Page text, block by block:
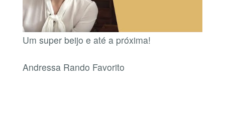
Um super beijo e até a próxima!
Andressa Rando Favorito